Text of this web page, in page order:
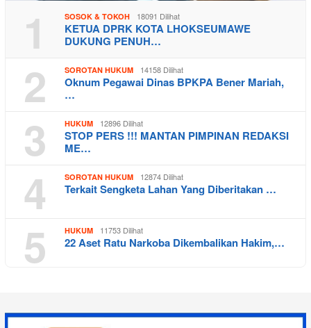
1 SOSOK & TOKOH 18091 Dilihat
KETUA DPRK KOTA LHOKSEUMAWE
DUKUNG PENUH…
2 SOROTAN HUKUM 14158 Dilihat
Oknum Pegawai Dinas BPKPA Bener Mariah,
…
3 HUKUM 12896 Dilihat
STOP PERS !!! MANTAN PIMPINAN REDAKSI
ME…
4 SOROTAN HUKUM 12874 Dilihat
Terkait Sengketa Lahan Yang Diberitakan …
5 HUKUM 11753 Dilihat
22 Aset Ratu Narkoba Dikembalikan Hakim,…